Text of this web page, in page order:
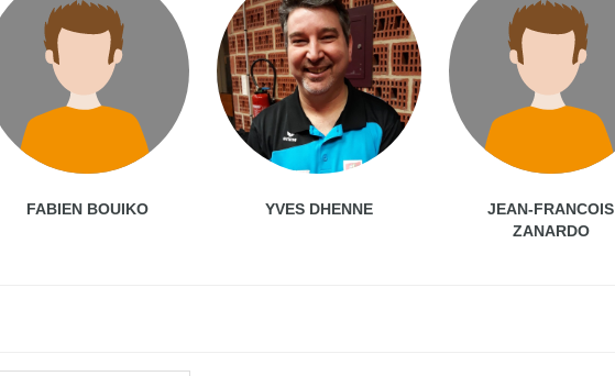
FABIEN BOUIKO YVES DHENNE
JEAN-FRANCOIS
ZANARDO